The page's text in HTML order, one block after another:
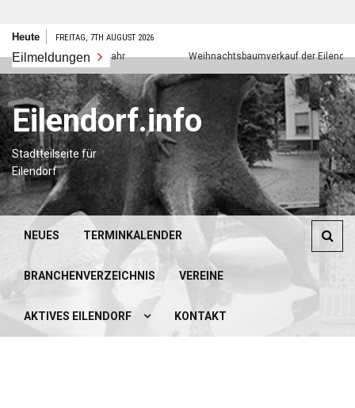
Zum
springen
Heute FREITAG, 7TH AUGUST 2026
Eilmeldungen
Frohes neues Jahr Weihnachtsbaumverkauf der Eilendorfer
Eilendorf.info
Stadtteilseite für
Eilendorf
NEUES TERMINKALENDER
BRANCHENVERZEICHNIS VEREINE
AKTIVES EILENDORF KONTAKT